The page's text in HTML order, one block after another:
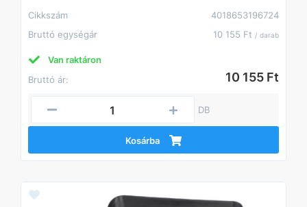
Cikkszám
4018653196724
Bruttó egységár
10 155 Ft / darab
Van raktáron
Bruttó ár:
10 155 Ft
DB
Kosárba